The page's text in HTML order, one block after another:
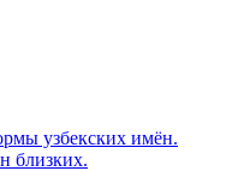
узбекских имён.
близких.